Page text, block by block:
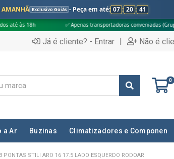
AMANHÃ Exclusivo Goiás - Peça em até: 07 : 20 : 40
✅ Apenas transportadoras conveniadas (Grupo G5)
Já é cliente? - Entrar | Não é
0
a Ar Buzinas Climatizadores e Componen
PONTAS STILI ARO 16 17.5 LADO ESQUERDO RODOAR